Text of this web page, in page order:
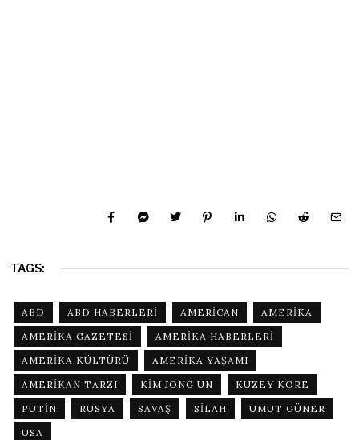
TAGS:
ABD ABD HABERLERI AMERICAN
AMERIKA
AMERIKA GAZETESI
AMERIKA HABERLERI
AMERIKA KÜLTÜRÜ
AMERIKA YAŞAMI
AMERIKAN TARZI
KIM JONG UN
KUZEY KORE
PUTIN
RUSYA SAVAŞ SILAH
UMUT GÜNER
USA